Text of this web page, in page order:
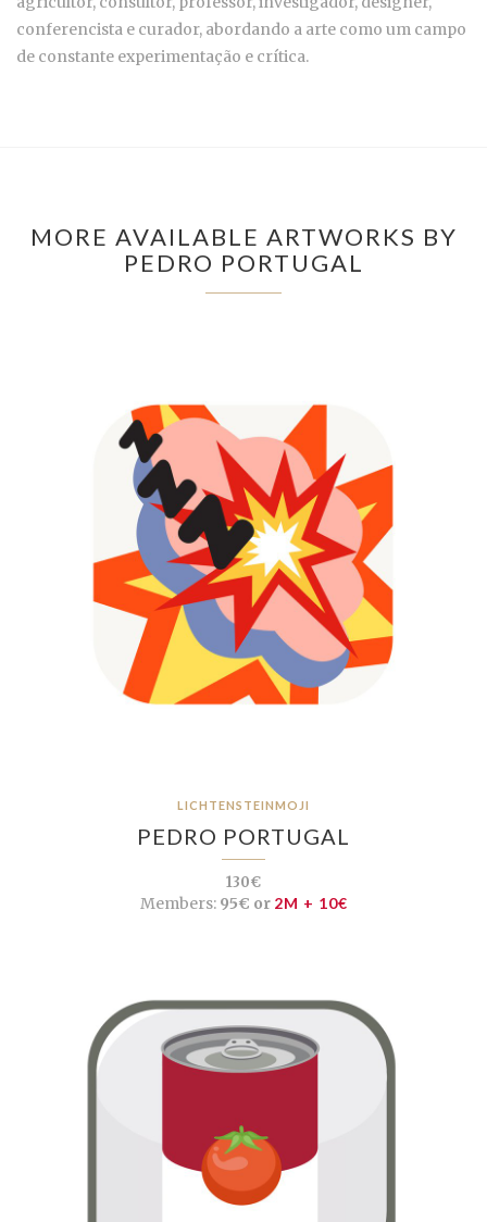
conferencista e curador, abordando a arte como um campo
de constante experimentação e crítica.
MORE AVAILABLE ARTWORKS BY
PEDRO PORTUGAL
LICHTENSTEINMOJI
PEDRO PORTUGAL
130€
Members:95€ or 2M + 10€